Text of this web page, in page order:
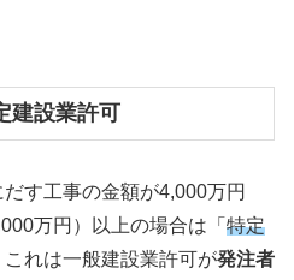
建設業許可
す工事の金額が4,000万円
万円）以上の場合は「 特定
これは一般建設業許可が発注者